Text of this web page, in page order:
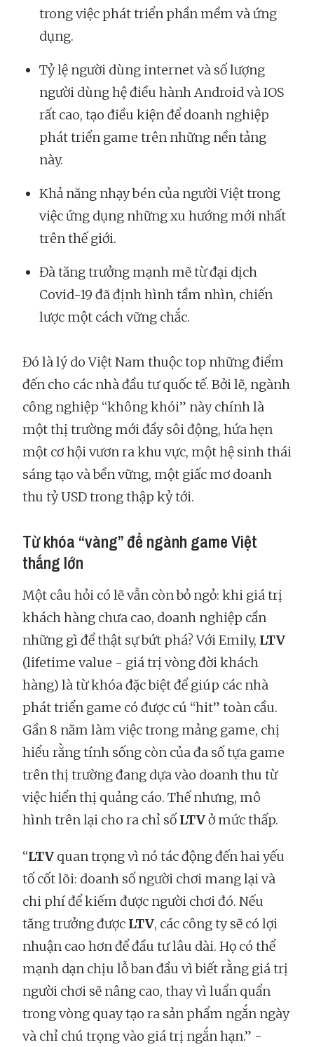
trong việc phát triển phần mềm và ứng
dụng.
Tỷ lệ người dùng internet và số lượng
người dùng hệ điều hành Android và IOS
rất cao, tạo điều kiện để doanh nghiệp
phát triển game trên những nền tảng
này.
Khả năng nhạy bén của người Việt trong
việc ứng dụng những xu hướng mới nhất
trên thế giới.
Đà tăng trưởng mạnh mẽ từ đại dịch
Covid-19 đã định hình tầm nhìn, chiến
lược một cách vững chắc.
Đó là lý do Việt Nam thuộc top những điểm
đến cho các nhà đầu tư quốc tế. Bởi lẽ, ngành
công nghiệp “không khói” này chính là
một thị trường mới đầy sôi động, hứa hẹn
một cơ hội vươn ra khu vực, một hệ sinh thái
sáng tạo và bền vững, một giấc mơ doanh
thu tỷ USD trong thập kỷ tới.
Từ khóa “vàng” để ngành game Việt
thắng lớn
Một câu hỏi có lẽ vẫn còn bỏ ngỏ: khi giá trị
khách hàng chưa cao, doanh nghiệp cần
những gì để thật sự bứt phá? Với Emily, LTV
(lifetime value - giá trị vòng đời khách
hàng) là từ khóa đặc biệt để giúp các nhà
phát triển game có được cú “hit” toàn cầu.
Gần 8 năm làm việc trong mảng game, chị
hiểu rằng tính sống còn của đa số tựa game
trên thị trường đang dựa vào doanh thu từ
việc hiển thị quảng cáo. Thế nhưng, mô
hình trên lại cho ra chỉ số LTVở mức thấp.
“LTV quan trọng vì nó tác động đến hai yếu
tố cốt lõi: doanh số người chơi mang lại và
chi phí để kiếm được người chơi đó. Nếu
tăng trưởng được LTV, các công ty sẽ có lợi
nhuận cao hơn để đầu tư lâu dài. Họ có thể
mạnh dạn chịu lỗ ban đầu vì biết rằng giá trị
người chơi sẽ nâng cao, thay vì luẩn quẩn
trong vòng quay tạo ra sản phẩm ngắn ngày
và chỉ chú trọng vào giá trị ngắn hạn.” -